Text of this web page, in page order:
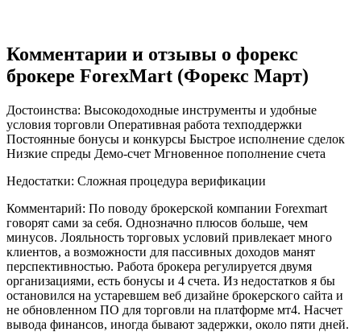
Комментарии и отзывы о форекс
брокере ForexMart (Форекс Март)
Достоинства: Высокодоходные инструменты и удобные
условия торговли Оперативная работа техподдержки
Постоянные бонусы и конкурсы Быстрое исполнение сделок
Низкие спреды Демо-счет Мгновенное пополнение счета
Недостатки: Сложная процедура верификации
Комментарий: По поводу брокерской компании Forexmart
говорят сами за себя. Однозначно плюсов больше, чем
минусов. Лояльность торговых условий привлекает много
клиентов, а возможности для пассивных доходов манят
перспективностью. Работа брокера регулируется двумя
организациями, есть бонусы и 4 счета. Из недостатков я бы
остановился на устаревшем веб дизайне брокерского сайта и
не обновленном ПО для торговли на платформе мт4. Насчет
вывода финансов, иногда бывают задержки, около пяти дней.